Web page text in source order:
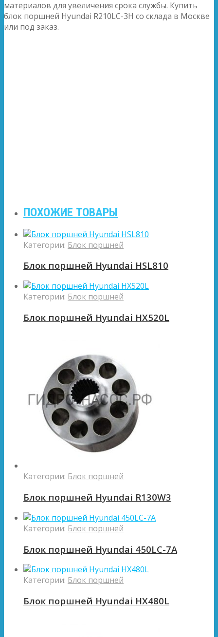
материалов для увеличения срока службы. Купить
блок поршней Hyundai R210LC-3H со склада в Москве
или под заказ.
ПОХОЖИЕ ТОВАРЫ
Категории: Блок поршней
Блок поршней Hyundai HSL810
Категории: Блок поршней
Блок поршней Hyundai HX520L
Категории: Блок поршней
Блок поршней Hyundai R130W3
Категории: Блок поршней
Блок поршней Hyundai 450LC-7A
Категории: Блок поршней
Блок поршней Hyundai HX480L